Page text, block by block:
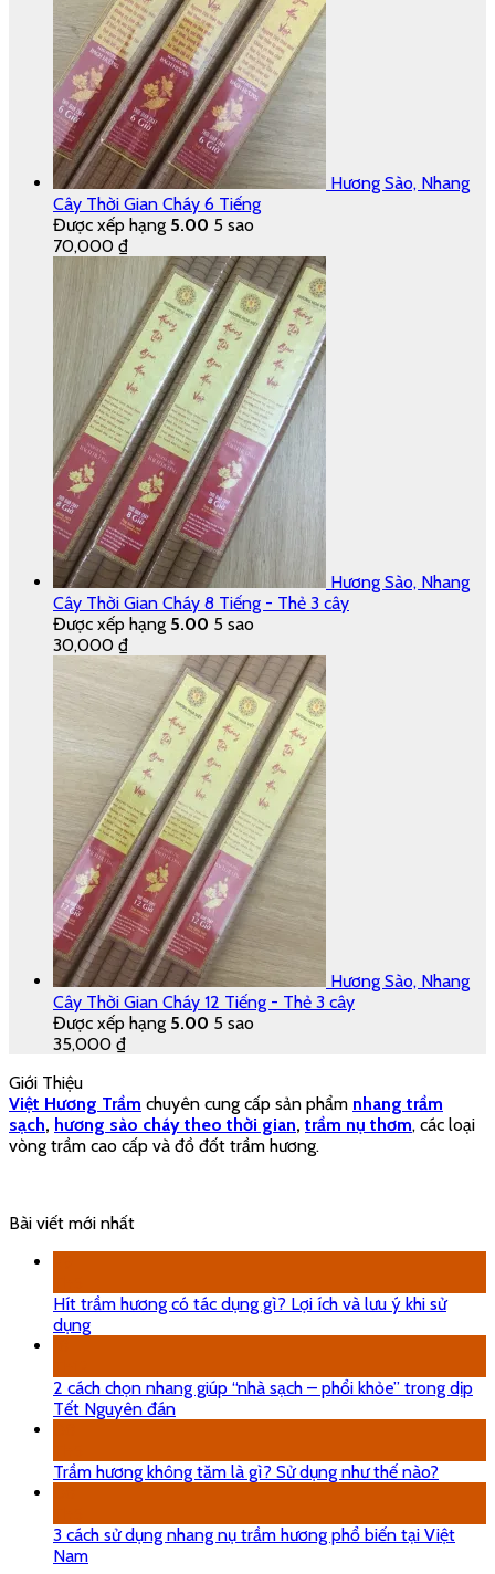
Hương Sào, Nhang
Cây Thời Gian Cháy 6 Tiếng
Được xếp hạng 5.00 5 sao
70,000 ₫
Hương Sào, Nhang
Cây Thời Gian Cháy 8 Tiếng - Thẻ 3 cây
Được xếp hạng 5.00 5 sao
30,000 ₫
Hương Sào, Nhang
Cây Thời Gian Cháy 12 Tiếng - Thẻ 3 cây
Được xếp hạng 5.00 5 sao
35,000 ₫
Giới Thiệu
Việt Hương Trầm chuyên cung cấp sản phẩm nhang trầm
sạch, hương sào cháy theo thời gian, trầm nụ thơm, các loại
vòng trầm cao cấp và đồ đốt trầm hương.
Bài viết mới nhất
Hít trầm hương có tác dụng gì? Lợi ích và lưu ý khi sử
dụng
2 cách chọn nhang giúp “nhà sạch – phổi khỏe” trong dịp
Tết Nguyên đán
Trầm hương không tăm là gì? Sử dụng như thế nào?
3 cách sử dụng nhang nụ trầm hương phổ biến tại Việt
Nam